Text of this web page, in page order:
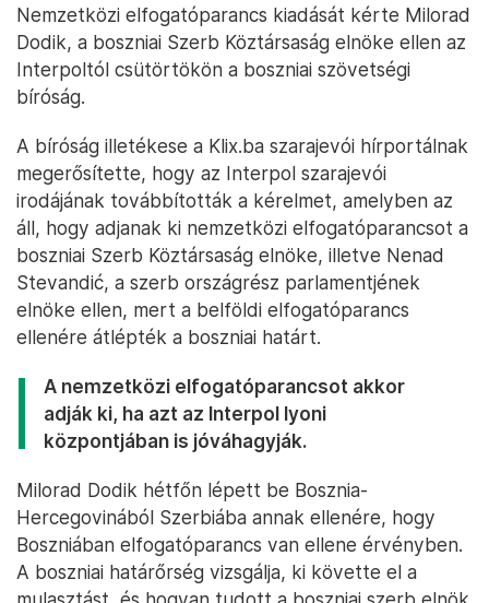
Nemzetközi elfogatóparancs kiadását kérte Milorad
Dodik, a boszniai Szerb Köztársaság elnöke ellen az
Interpoltól csütörtökön a boszniai szövetségi
bíróság.
A bíróság illetékese a Klix.ba szarajevói hírportálnak
megerősítette, hogy az Interpol szarajevói
irodájának továbbították a kérelmet, amelyben az
áll, hogy adjanak ki nemzetközi elfogatóparancsot a
boszniai Szerb Köztársaság elnöke, illetve Nenad
Stevandić, a szerb országrész parlamentjének
elnöke ellen, mert a belföldi elfogatóparancs
ellenére átlépték a boszniai határt.
A nemzetközi elfogatóparancsot akkor
adják ki, ha azt az Interpol lyoni
központjában is jóváhagyják.
Milorad Dodik hétfőn lépett be Bosznia-
Hercegovinából Szerbiába annak ellenére, hogy
Boszniában elfogatóparancs van ellene érvényben.
A boszniai határőrség vizsgálja, ki követte el a